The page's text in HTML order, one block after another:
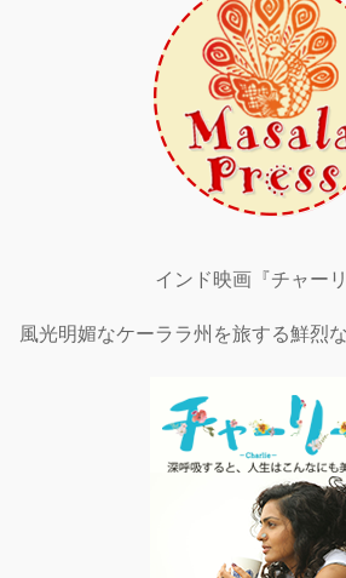
インド映画『チャーリ
風光明媚なケーララ州を旅する鮮烈